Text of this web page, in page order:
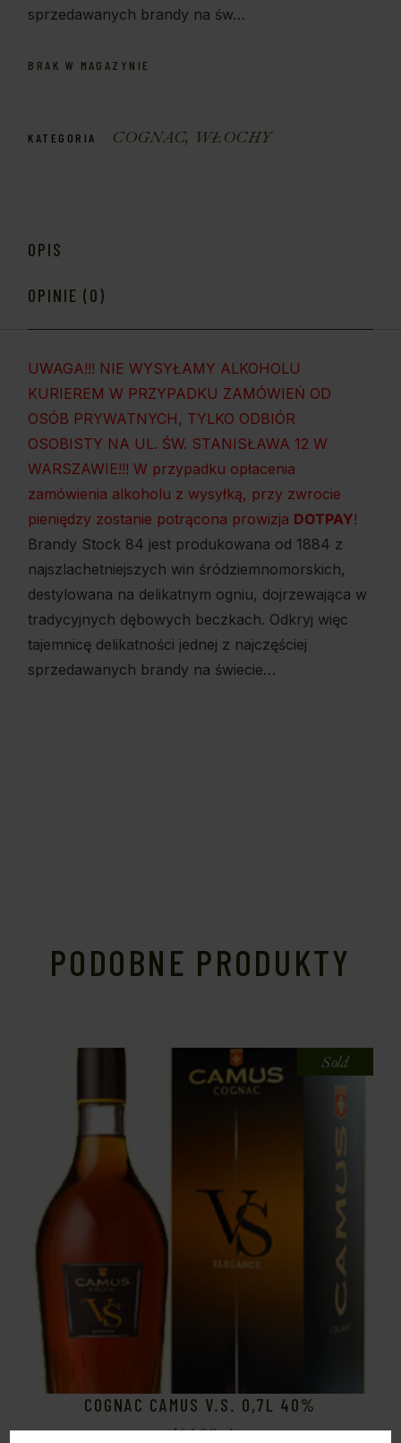
sprzedawanych brandy na św…
BRAK W MAGAZYNIE
KATEGORIA COGNAC, WŁOCHY
OPIS
OPINIE (0)
UWAGA!!! NIE WYSYŁAMY ALKOHOLU
KURIEREM W PRZYPADKU ZAMÓWIEŃ OD
OSÓB PRYWATNYCH, TYLKO ODBIÓR
OSOBISTY NA UL. ŚW. STANISŁAWA 12 W
WARSZAWIE!!! W przypadku opłacenia
zamówienia alkoholu z wysyłką, przy zwrocie
pieniędzy zostanie potrącona prowizja DOTPAY!
Brandy Stock 84 jest produkowana od 1884 z
najszlachetniejszych win śródziemnomorskich,
destylowana na delikatnym ogniu, dojrzewająca w
tradycyjnych dębowych beczkach. Odkryj więc
tajemnicę delikatności jednej z najczęściej
sprzedawanych brandy na świecie…
PODOBNE PRODUKTY
Sold
COGNAC CAMUS V.S. 0,7L 40%
164,00zł